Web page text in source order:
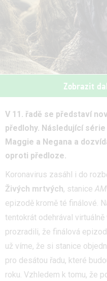
Zobrazit
V 11. řadě se představí
předlohy. Následující
Maggie a Negana a
oproti předloze.
Koronavirus zasáhl i do
Živých mrtvých, stanice
epizodě kromě té finálové.
tentokrát odehrával
prozradili, že finálová
už víme, že si stanice
pro desátou řadu, které
roku. Vzhledem k tomu, že